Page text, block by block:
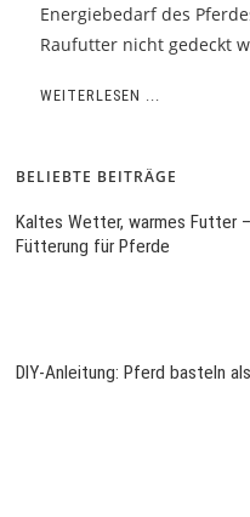
Energiebedarf des
Raufutter nicht gedeckt
WEITERLESEN ...
BELIEBTE BEITRÄGE
Kaltes Wetter, warmes Futter
Fütterung für Pferde
DIY-Anleitung: Pferd basteln